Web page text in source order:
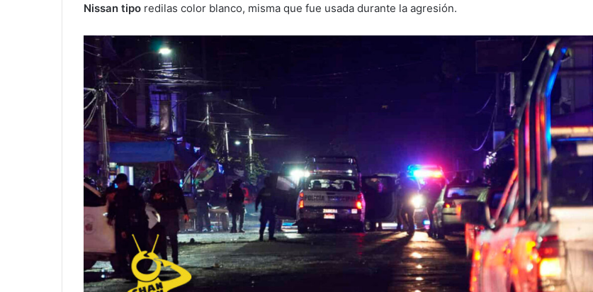
Nissan tipo redilas color blanco, misma que fue usada durante la agresión.